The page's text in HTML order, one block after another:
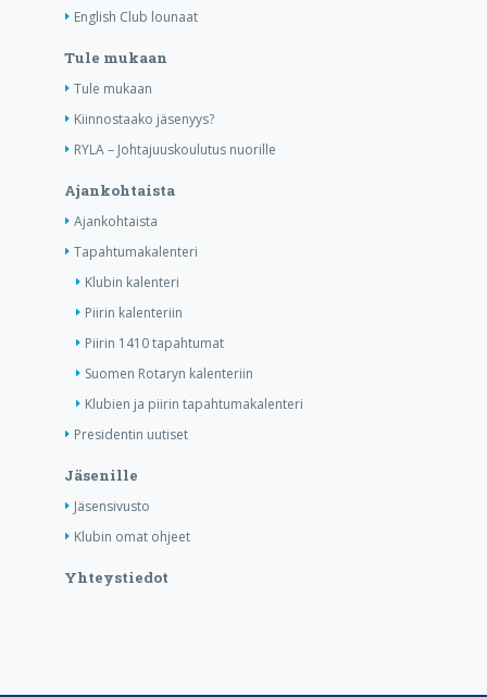
English Club lounaat
Tule mukaan
Tule mukaan
Kiinnostaako jäsenyys?
RYLA – Johtajuuskoulutus nuorille
Ajankohtaista
Ajankohtaista
Tapahtumakalenteri
Klubin kalenteri
Piirin kalenteriin
Piirin 1410 tapahtumat
Suomen Rotaryn kalenteriin
Klubien ja piirin tapahtumakalenteri
Presidentin uutiset
Jäsenille
Jäsensivusto
Klubin omat ohjeet
Yhteystiedot